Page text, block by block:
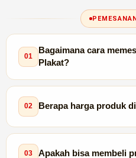
01
Bagaimana cara
Plakat?
Hubungi kami via WhatsApp
konsultasikan kebutuhan
02 Berapa harga produk
Harga bervariasi tergantung
03 Apakah bisa membeli